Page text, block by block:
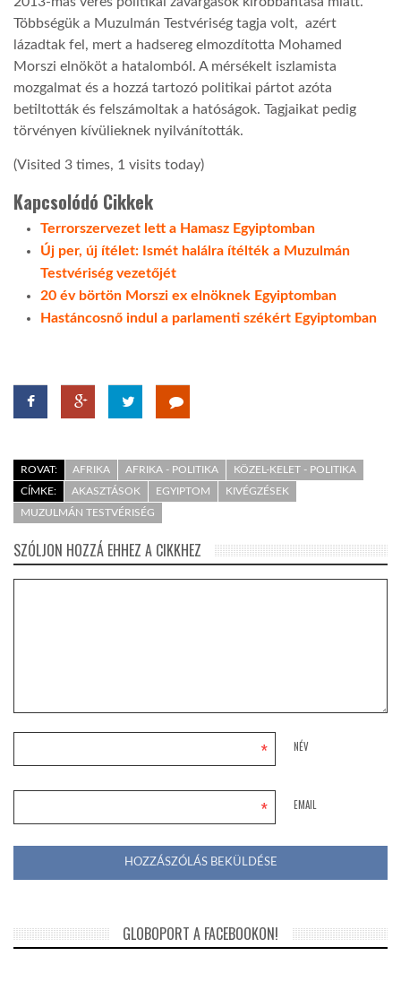
Többségük a Muzulmán Testvériség tagja volt, azért
lázadtak fel, mert a hadsereg elmozdította Mohamed
Morszi elnököt a hatalomból. A mérsékelt iszlamista
mozgalmat és a hozzá tartozó politikai pártot azóta
betiltották és felszámoltak a hatóságok. Tagjaikat pedig
törvényen kívülieknek nyilvánították.
(Visited 3 times, 1 visits today)
Kapcsolódó Cikkek
Terrorszervezet lett a Hamasz Egyiptomban
Új per, új ítélet: Ismét halálra ítélték a Muzulmán
Testvériség vezetőjét
20 év börtön Morszi ex elnöknek Egyiptomban
Hastáncosnő indul a parlamenti székért Egyiptomban
ROVAT: AFRIKA AFRIKA - POLITIKA
KÖZEL-KELET - POLITIKA
CÍMKE:
AKASZTÁSOK EGYIPTOM
KIVÉGZÉSEK
MUZULMÁN TESTVÉRISÉG
SZÓLJON HOZZÁ EHHEZ A CIKKHEZ
NÉV
*
EMAIL
*
GLOBOPORT A FACEBOOKON!